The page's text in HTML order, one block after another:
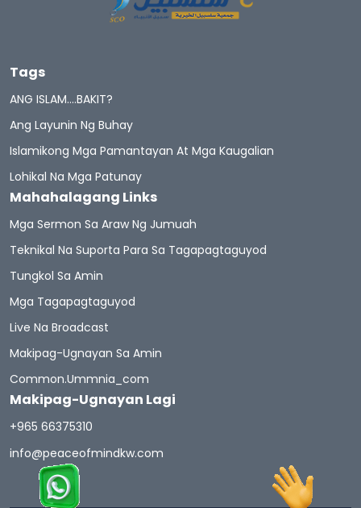
Tags
ANG ISLAM….BAKIT?
Ang Layunin Ng Buhay
Islamikong Mga Pamantayan At Mga Kaugalian
Lohikal Na Mga Patunay
Mahahalagang Links
Mga Sermon Sa Araw Ng Jumuah
Teknikal Na Suporta Para Sa Tagapagtaguyod
Tungkol Sa Amin
Mga Tagapagtaguyod
Live Na Broadcast
Makipag-Ugnayan Sa Amin
Common.ummnia_com
Makipag-Ugnayan Lagi
+965 66375310
info@peaceofmindkw.com